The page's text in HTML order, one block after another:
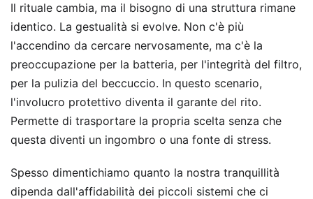
Il rituale cambia, ma il bisogno di una struttura rimane
identico. La gestualità si evolve. Non c'è più
l'accendino da cercare nervosamente, ma c'è la
preoccupazione per la batteria, per l'integrità del filtro,
per la pulizia del beccuccio. In questo scenario,
l'involucro protettivo diventa il garante del rito.
Permette di trasportare la propria scelta senza che
questa diventi un ingombro o una fonte di stress.
Spesso dimentichiamo quanto la nostra tranquillità
dipenda dall'affidabilità dei piccoli sistemi che ci